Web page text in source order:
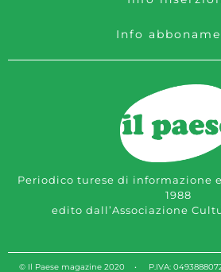
Periodico turese di informazione
1988
edito dall’Associazione
Info
© Il Paese magazine 2020 • P.IVA: